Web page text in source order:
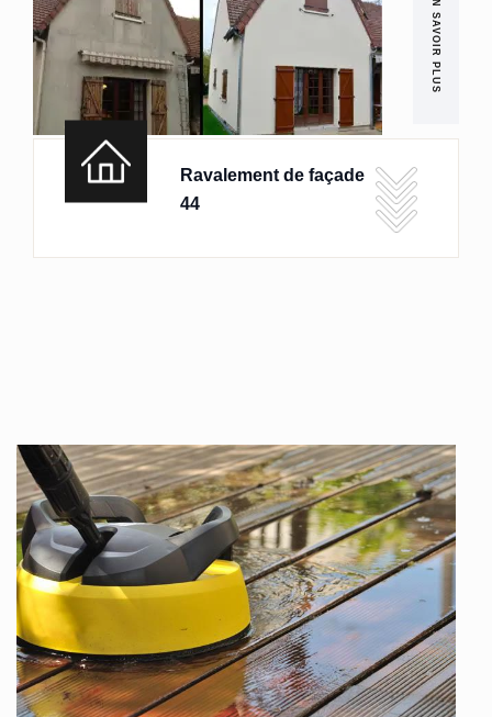
EN SAVOIR PLUS
Ravalement de façade
44